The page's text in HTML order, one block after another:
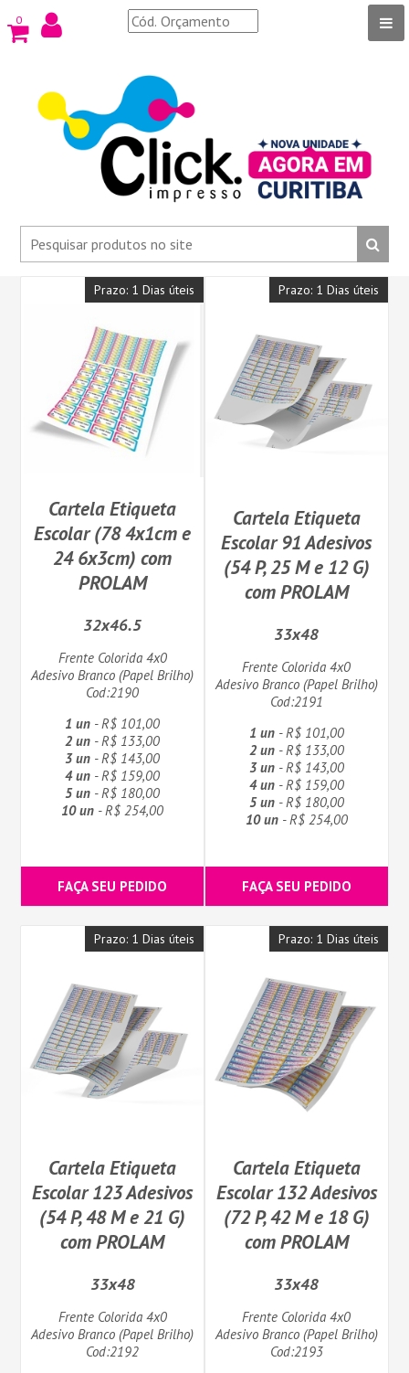
0
Prazo: 1 Dias úteis
Cartela Etiqueta
Escolar (78 4x1cm e
24 6x3cm) com
PROLAM
32x46.5
Frente Colorida 4x0
Adesivo Branco (Papel Brilho)
Cod:2190
1 un - R$ 101,00
2 un - R$ 133,00
3 un - R$ 143,00
4 un - R$ 159,00
5 un - R$ 180,00
10 un - R$ 254,00
FAÇA SEU PEDIDO
Prazo: 1 Dias úteis
Cartela Etiqueta
Escolar 91 Adesivos
(54 P, 25 M e 12 G)
com PROLAM
33x48
Frente Colorida 4x0
Adesivo Branco (Papel Brilho)
Cod:2191
1 un- R$ 101,00
2 un- R$ 133,00
3 un- R$ 143,00
4 un- R$ 159,00
5 un- R$ 180,00
10 un- R$ 254,00
FAÇA SEU PEDIDO
Prazo: 1 Dias úteis
Cartela Etiqueta
Escolar 123 Adesivos
(54 P, 48 M e 21 G)
com PROLAM
33x48
Frente Colorida 4x0
Adesivo Branco (Papel Brilho)
Cod:2192
Prazo: 1 Dias úteis
Cartela Etiqueta
Escolar 132 Adesivos
(72 P, 42 M e 18 G)
com PROLAM
33x48
Frente Colorida 4x0
Adesivo Branco (Papel Brilho)
Cod:2193